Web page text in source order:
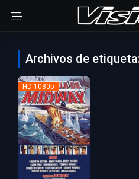
Archivos de
HD 1080p